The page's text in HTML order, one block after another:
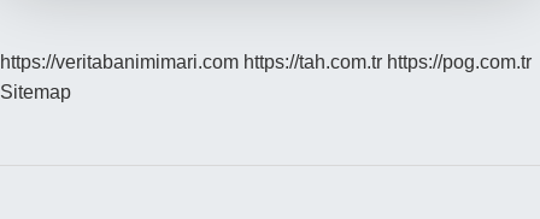
https://veritabanimimari.com https://tah.com.tr https://pog.com.tr
Sitemap